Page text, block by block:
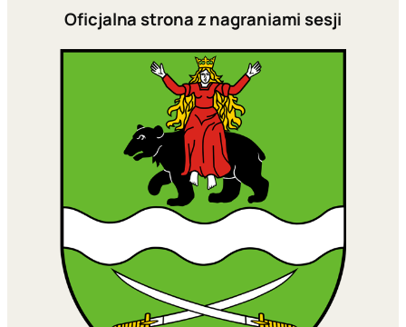
Oficjalna strona z nagraniami sesji